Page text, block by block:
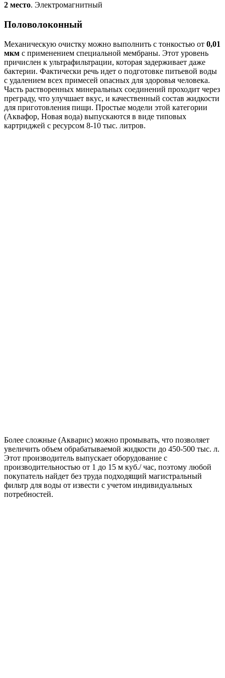
2 место. Электромагнитный
Половолоконный
Механическую очистку можно выполнить с тонкостью от 0,01
мкм с применением специальной мембраны. Этот уровень
причислен к ультрафильтрации, которая задерживает даже
бактерии. Фактически речь идет о подготовке питьевой воды
с удалением всех примесей опасных для здоровья человека.
Часть растворенных минеральных соединений проходит через
преграду, что улучшает вкус, и качественный состав жидкости
для приготовления пищи. Простые модели этой категории
(Аквафор, Новая вода) выпускаются в виде типовых
картриджей с ресурсом 8-10 тыс. литров.
Более сложные (Акварис) можно промывать, что позволяет
увеличить объем обрабатываемой жидкости до 450-500 тыс. л.
Этот производитель выпускает оборудование с
производительностью от 1 до 15 м куб./ час, поэтому любой
покупатель найдет без труда подходящий магистральный
фильтр для воды от извести с учетом индивидуальных
потребностей.